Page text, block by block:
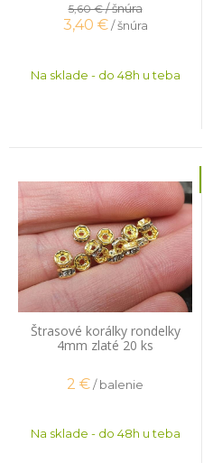
5,60 €/ šnúra
3,40 € / šnúra
Na sklade - do 48h u teba
Štrasové korálky rondelky
4mm zlaté 20 ks
2 €/ balenie
Na sklade - do 48h u teba